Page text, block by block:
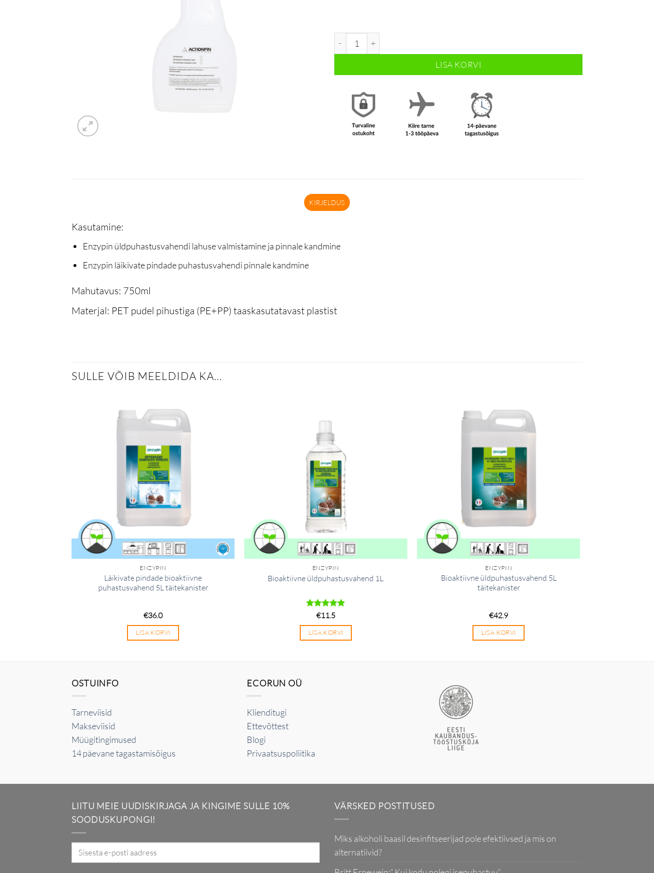
Pritspudel 750ml kogus
LISA KORVI
KIRJELDUS
Kasutamine:
Enzypin üldpuhastusvahendi lahuse valmistamine ja pinnale kandmine
Enzypin läikivate pindade puhastusvahendi pinnale kandmine
Mahutavus: 750ml
Materjal: PET pudel pihustiga (PE+PP) taaskasutatavast plastist
SULLE VÕIB MEELDIDA KA…
ENZYPIN
Läikivate pindade bioaktiivne
puhastusvahend 5L täitekanister
€36.0
LISA KORVI
ENZYPIN
Bioaktiivne üldpuhastusvahend 1L
Hinnanguga
€11.5
LISA KORVI
ENZYPIN
Bioaktiivne üldpuhastusvahend 5L
täitekanister
€42.9
LISA KORVI
OSTUINFO
Tarneviisid
Makseviisid
Müügitingimused
14 päevane tagastamisõigus
ECORUN OÜ
Klienditugi
Ettevõttest
Blogi
Privaatsuspoliitika
LIITU MEIE UUDISKIRJAGA JA KINGIME SULLE 10%
SOODUSKUPONGI!
VÄRSKED POSTITUSED
Miks alkoholi baasil desinfitseerijad pole efektiivsed ja mis on
alternatiivid?